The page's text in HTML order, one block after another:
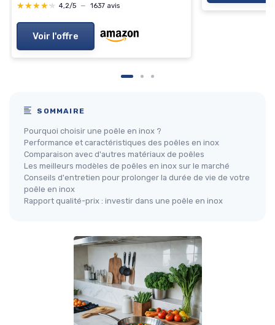
★★★★★
★★★★★ 4,2/5 — 1637 avis
Voir l'offre
SOMMAIRE
Pourquoi choisir une poêle en inox ?
Performance et caractéristiques des poêles en inox
Comparaison avec d'autres matériaux de poêles
Les meilleurs modèles de poêles en inox sur le marché
Conseils d'entretien pour prolonger la durée de vie de votre
poêle en inox
Rapport qualité-prix : investir dans une poêle en inox